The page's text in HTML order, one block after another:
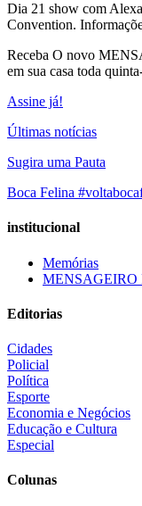
Dia 21 show com
Convention.
Receba O novo
em sua casa toda
Assine já!
Últimas notícias
Sugira uma Pauta
Boca Felina
institucional
Memórias
MENSAGEIRO
Editorias
Cidades
Policial
Política
Esporte
Economia e Negócios
Educação e Cultura
Especial
Colunas